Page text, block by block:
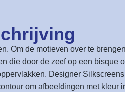
Om de motieven over te
die door de zeef op een bisque
Designer
om afbeeldingen met kleur